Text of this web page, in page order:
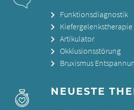
Funktionsdiagnostik
Kiefergelenkstherapie
Artikulator
Okklusionsstörung
Bruxismus
NEUESTE